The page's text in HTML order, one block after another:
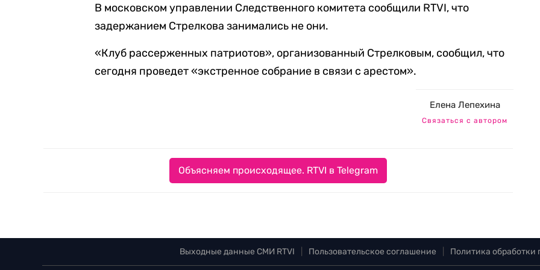
В московском управлении Следственного комитета сообщили RTVI, что
задержанием Стрелкова занимались не они.
«Клуб рассерженных патриотов», организованный Стрелковым, сообщил, что
сегодня проведет «экстренное собрание в связи с арестом».
Елена Лепехина
Связаться с автором
Объясняем происходящее. RTVI в Telegram
Выходные данные СМИ RTVI Пользовательское соглашение Политика